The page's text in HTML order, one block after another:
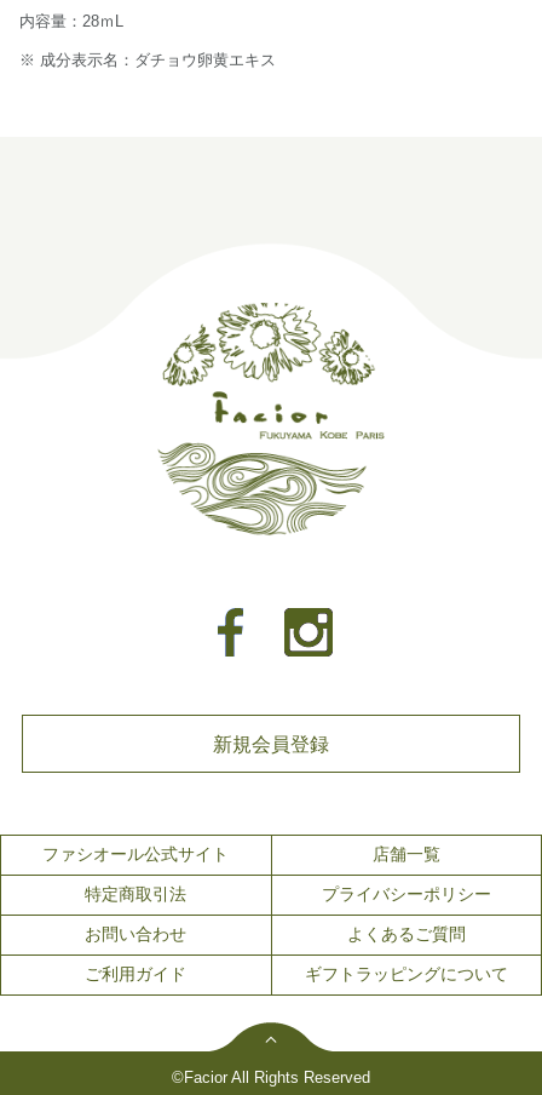
内容量：28ｍL
※ 成分表示名：ダチョウ卵黄エキス
新規会員登録
ファシオール公式サイト 店舗一覧
特定商取引法 プライバシーポリシー
お問い合わせ よくあるご質問
ご利用ガイド ギフトラッピングについて
©Facior All Rights Reserved